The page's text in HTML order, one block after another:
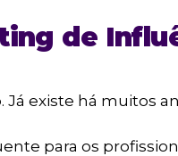
de
existe há muitos
para os